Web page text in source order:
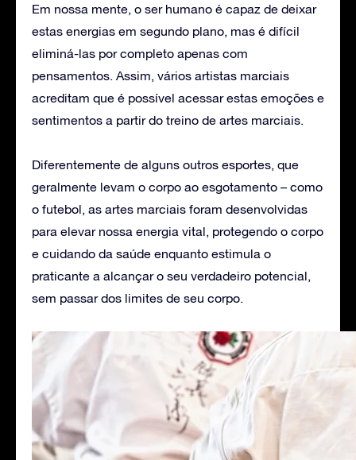
Em nossa mente, o ser humano é capaz de deixar
estas energias em segundo plano, mas é difícil
eliminá-las por completo apenas com
pensamentos. Assim, vários artistas marciais
acreditam que é possível acessar estas emoções e
sentimentos a partir do treino de artes marciais.
Diferentemente de alguns outros esportes, que
geralmente levam o corpo ao esgotamento – como
o futebol, as artes marciais foram desenvolvidas
para elevar nossa energia vital, protegendo o corpo
e cuidando da saúde enquanto estimula o
praticante a alcançar o seu verdadeiro potencial,
sem passar dos limites de seu corpo.